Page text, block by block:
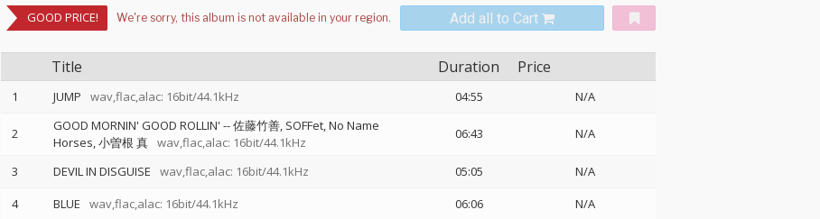
GOOD PRICE! Add all to Cart
Title Duration Price
1 JUMP wav,flac,alac: 16bit/44.1kHz 04:55 N/A
2 GOOD MORNIN' GOOD ROLLIN' --佐藤竹善 SOFFet No Name
Horses 小曽根 真 wav,flac,alac: 16bit/44.1kHz
06:43 N/A
3 DEVIL IN DISGUISE wav,flac,alac: 16bit/44.1kHz 05:05
N/A
4
BLUE wav,flac,alac: 16bit/44.1kHz 06:06
N/A